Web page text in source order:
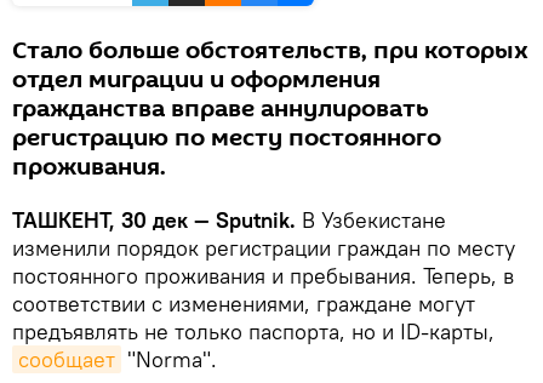
Стало больше обстоятельств, при которых
отдел миграции и оформления
гражданства вправе аннулировать
регистрацию по месту постоянного
проживания.
ТАШКЕНТ, 30 дек — Sputnik. В Узбекистане
изменили порядок регистрации граждан по месту
постоянного проживания и пребывания. Теперь, в
соответствии с изменениями, граждане могут
предъявлять не только паспорта, но и ID-карты,
сообщает "Norma".